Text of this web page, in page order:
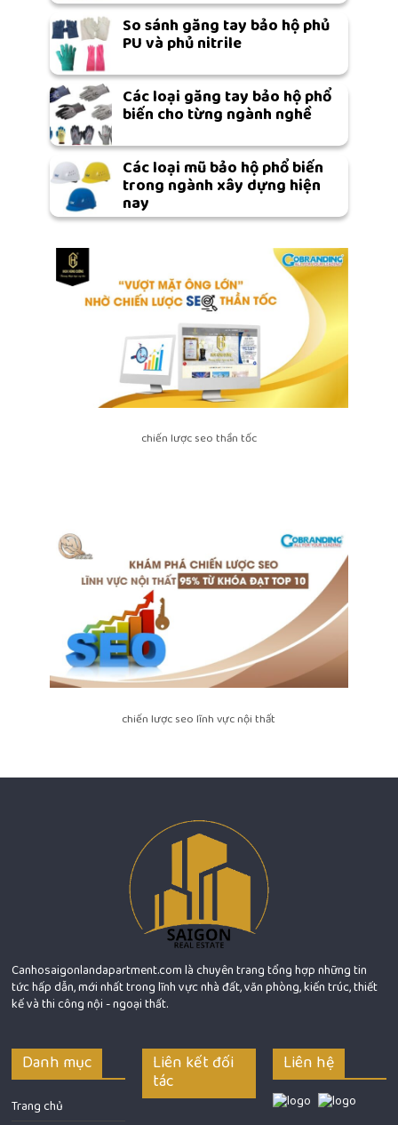
So sánh găng tay bảo hộ phủ
PU và phủ nitrile
Các loại găng tay bảo hộ phổ
biến cho từng ngành nghề
Các loại mũ bảo hộ phổ biến
trong ngành xây dựng hiện
nay
chiến lược seo thần tốc
chiến lược seo lĩnh vực nội thất
Canhosaigonlandapartment.com là chuyên trang tổng hợp những tin
tức hấp dẫn, mới nhất trong lĩnh vực nhà đất, văn phòng, kiến trúc, thiết
kế và thi công nội - ngoại thất.
Danh mục
Trang chủ
Liên kết đối
tác
Liên hệ